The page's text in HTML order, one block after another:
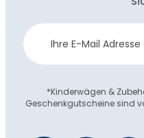
Newsletter
Anmeldung
*Kinderwägen &
Geschenkgutscheine sind